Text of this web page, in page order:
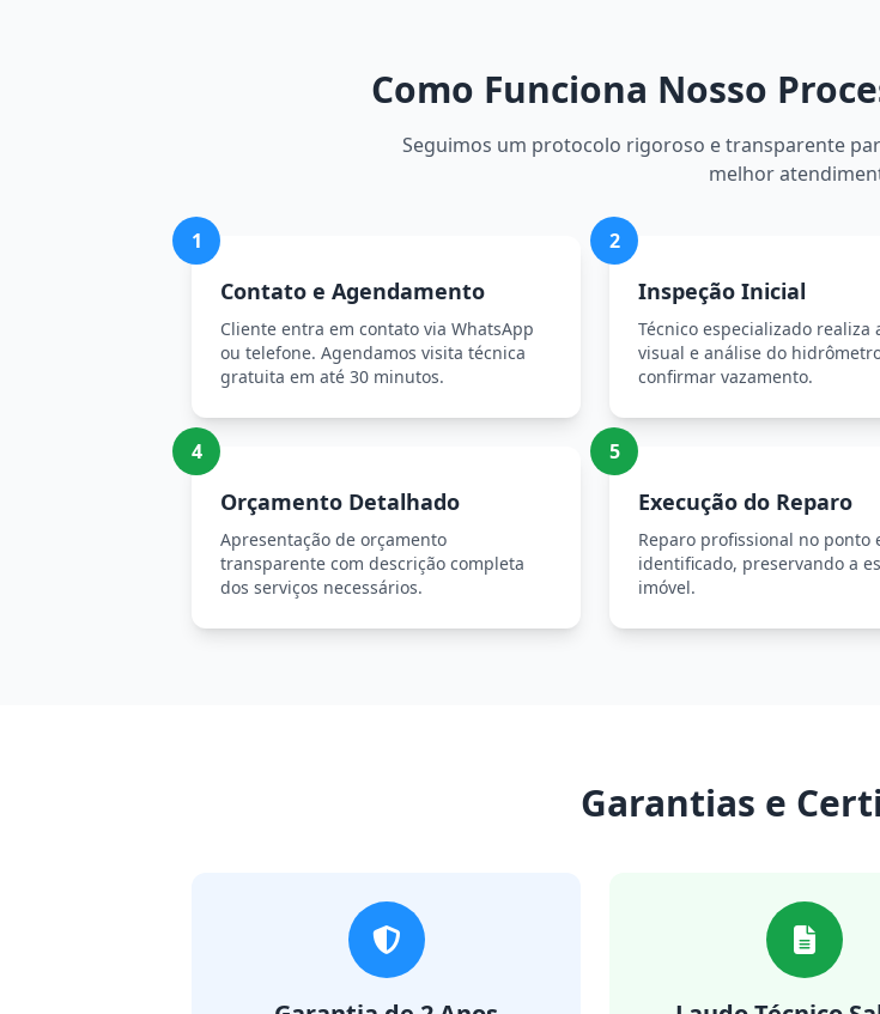
Como Funciona Nosso
Seguimos um protocolo rigoroso e transparente
melhor
1
Contato e Agendamento
Cliente entra em contato via WhatsApp
ou telefone. Agendamos visita técnica
gratuita em até 30 minutos.
2
Inspeção Inicial
Técnico especializado realiza
visual e análise do
confirmar vazamento.
4
Orçamento Detalhado
Apresentação de orçamento
transparente com descrição completa
dos serviços necessários.
5
Execução do Reparo
Reparo profissional no ponto
identificado, preservando a
imóvel.
Garantias e